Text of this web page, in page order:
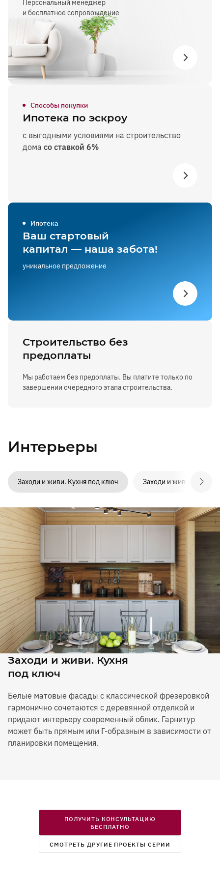
Персональный менеджер
и бесплатное сопровождение
Способы покупки
Ипотека по эскроу
с выгодными условиями на строительство
дома со ставкой 6%
Ипотека
Ваш стартовый
капитал — наша забота!
уникальное предложение
Строительство без
предоплаты
Мы работаем без предоплаты. Вы платите только по
завершении очередного этапа строительства.
Интерьеры
Заходи и живи. Кухня под ключ Заходи и живи.
Заходи и живи. Кухня
под ключ
Белые матовые фасады с классической фрезеровкой
гармонично сочетаются с деревянной отделкой и
придают интерьеру современный облик. Гарнитур
может быть прямым или Г-образным в зависимости от
планировки помещения.
ПОЛУЧИТЬ КОНСУЛЬТАЦИЮ
БЕСПЛАТНО
СМОТРЕТЬ ДРУГИЕ ПРОЕКТЫ СЕРИИ